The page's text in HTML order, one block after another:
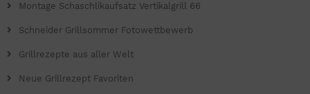
Montage Schaschlikaufsatz Vertikalgrill 66
Schneider Grillsommer Fotowettbewerb
Grillrezepte aus aller Welt
Neue Grillrezept Favoriten